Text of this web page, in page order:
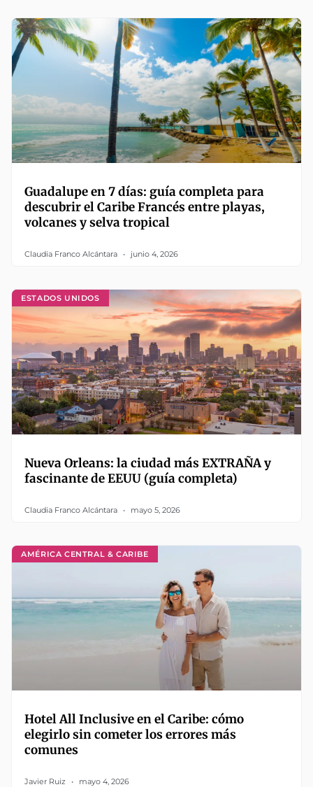
Guadalupe en 7 días: guía completa para
descubrir el Caribe Francés entre playas,
volcanes y selva tropical
Claudia Franco Alcántara junio 4, 2026
ESTADOS UNIDOS
Nueva Orleans: la ciudad más EXTRAÑA y
fascinante de EEUU (guía completa)
Claudia Franco Alcántara mayo 5, 2026
AMÉRICA CENTRAL & CARIBE
Hotel All Inclusive en el Caribe: cómo
elegirlo sin cometer los errores más
comunes
Javier Ruiz mayo 4, 2026